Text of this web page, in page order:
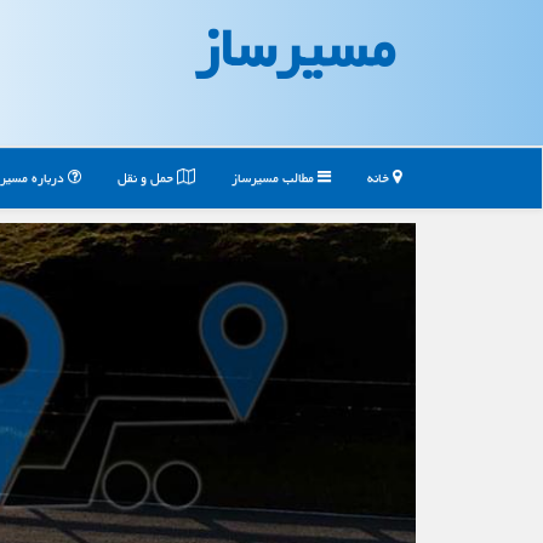
مسیرساز
خانه مطالب مسیرساز حمل و نقل درباره